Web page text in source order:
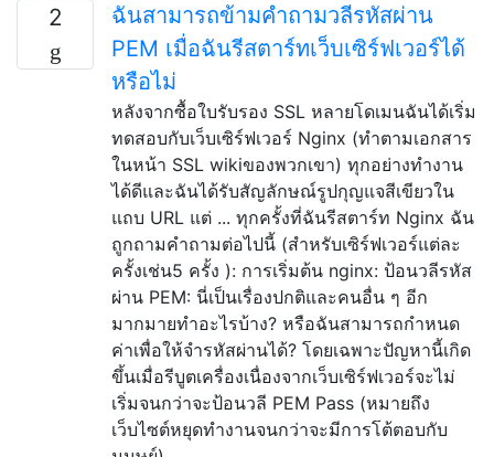
2
ฉันสามารถข้ามคำถามวลีรหัสผ่าน
PEM เมื่อฉันรีสตาร์ทเว็บเซิร์ฟเวอร์ได้
หรือไม่
หลังจากซื้อใบรับรอง SSL หลายโดเมนฉันได้เริ่ม
ทดสอบกับเว็บเซิร์ฟเวอร์ Nginx (ทำตามเอกสาร
ในหน้า SSL wikiของพวกเขา) ทุกอย่างทำงาน
ได้ดีและฉันได้รับสัญลักษณ์รูปกุญแจสีเขียวใน
แถบ URL แต่ ... ทุกครั้งที่ฉันรีสตาร์ท Nginx ฉัน
ถูกถามคำถามต่อไปนี้ (สำหรับเซิร์ฟเวอร์แต่ละ
ครั้งเช่น5 ครั้ง ): การเริ่มต้น nginx: ป้อนวลีรหัส
ผ่าน PEM: นี่เป็นเรื่องปกติและคนอื่น ๆ อีก
มากมายทำอะไรบ้าง? หรือฉันสามารถกำหนด
ค่าเพื่อให้จำรหัสผ่านได้? โดยเฉพาะปัญหานี้เกิด
ขึ้นเมื่อรีบูตเครื่องเนื่องจากเว็บเซิร์ฟเวอร์จะไม่
เริ่มจนกว่าจะป้อนวลี PEM Pass (หมายถึง
เว็บไซต์หยุดทำงานจนกว่าจะมีการโต้ตอบกับ